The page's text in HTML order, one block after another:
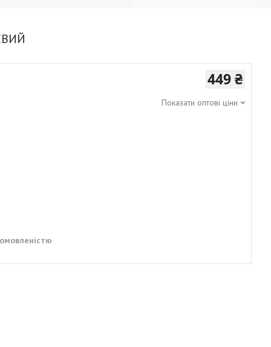
449 ₴
Показати оптові ціни